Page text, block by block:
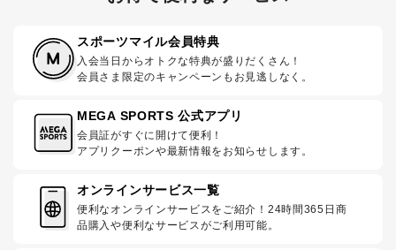
スポーツマイル会員特典
入会当日からオトクな特典が盛りだくさん！
会員さま限定のキャンペーンもお見逃しなく。
MEGA SPORTS 公式アプリ
会員証がすぐに開けて便利！
アプリクーポンや最新情報をお知らせします。
オンラインサービス一覧
便利なオンラインサービスをご紹介！24時間365日商
品購入や便利なサービスがご利用可能。